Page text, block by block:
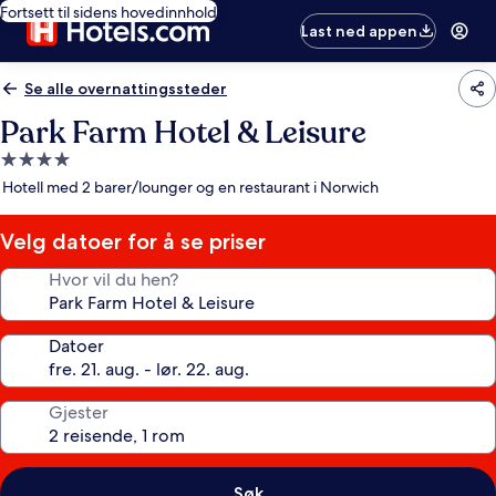
Fortsett til sidens hovedinnhold
Last ned appen
Se alle overnattingssteder
Park Farm Hotel & Leisure
Overnattingssted
med
stjerner
Hotell med 2 barer/lounger og en restaurant i Norwich
Velg datoer for å se priser
Hvor vil du hen?
Datoer
Gjester